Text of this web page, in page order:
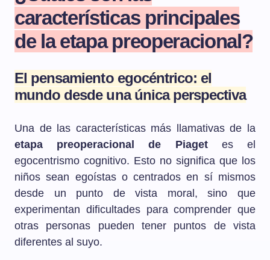
características principales
de la etapa preoperacional?
El pensamiento egocéntrico: el
mundo desde una única perspectiva
Una de las características más llamativas de la
etapa preoperacional de Piagetes el
egocentrismo cognitivo. Esto no significa que los
niños sean egoístas o centrados en sí mismos
desde un punto de vista moral, sino que
experimentan dificultades para comprender que
otras personas pueden tener puntos de vista
diferentes al suyo.